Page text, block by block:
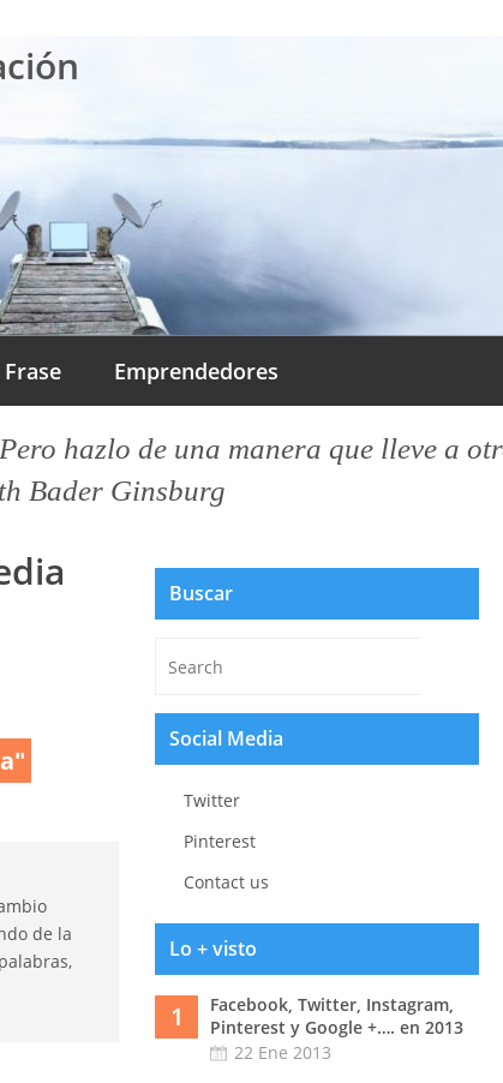
Frase Emprendedores
hazlo de una manera que lleve a
Bader Ginsburg
de la
Buscar
Social Media
Twitter
Pinterest
Contact us
Lo + visto
1
Facebook, Twitter, Instagram,
Pinterest y Google +…. en 2013
22 Ene 2013